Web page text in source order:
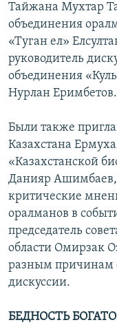
Тайжана Мухтар
объединения
«Туган ел»
руководитель
объединения
Нурлан Еримбетов.
Были также
Казахстана
«Казахстанской
Данияр Ашимбаев,
критические
оралманов в
председатель
области Омирзак
разным причинам
дискуссии.
БЕДНОСТЬ